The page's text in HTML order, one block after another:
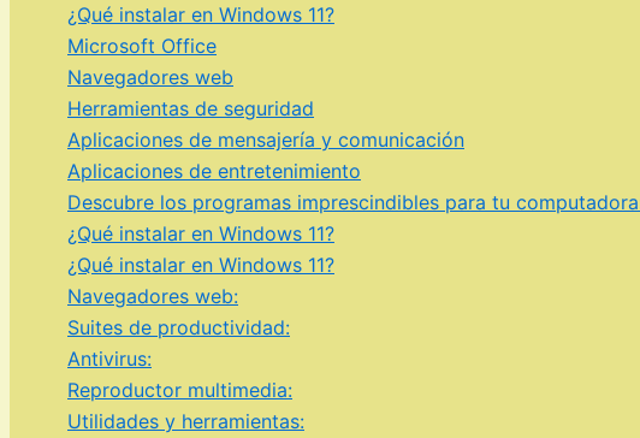
¿Qué instalar en Windows 11?
Microsoft Office
Navegadores web
Herramientas de seguridad
Aplicaciones de mensajería y comunicación
Aplicaciones de entretenimiento
Descubre los programas imprescindibles para tu
¿Qué instalar en Windows 11?
¿Qué instalar en Windows 11?
Navegadores web:
Suites de productividad:
Antivirus:
Reproductor multimedia:
Utilidades y herramientas: